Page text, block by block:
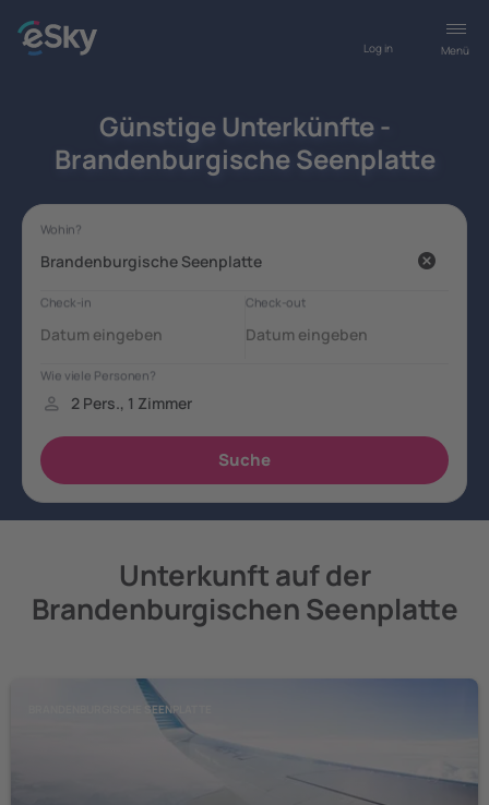
Menü
Log in
Günstige Unterkünfte -
Brandenburgische Seenplatte
Unterkunft auf der
Brandenburgischen Seenplatte
BRANDENBURGISCHE SEENPLATTE